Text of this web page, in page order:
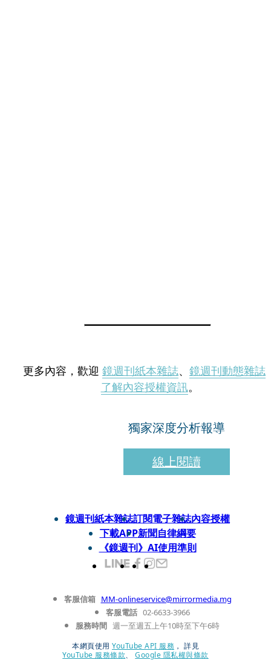
更多內容，歡迎 鏡週刊紙本雜誌、 鏡週刊動態雜誌
了解內容授權資訊。
獨家深度分析報導
線上閱讀
鏡週刊紙本雜誌訂閱電子雜誌內容授權
下載APP新聞自律綱要
《鏡週刊》AI使用準則
客服信箱 MM-onlineservice@mirrormedia.mg
客服電話 02-6633-3966
服務時間 週一至週五上午10時至下午6時
本網頁使用 YouTube API 服務 ， 詳見
YouTube 服務條款、
Google 隱私權與條款